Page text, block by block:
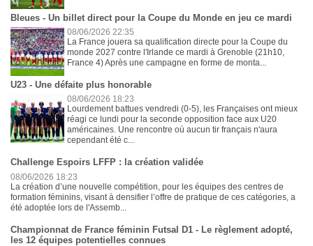
Bleues - Un billet direct pour la Coupe du Monde en jeu ce mardi
08/06/2026 22:35
La France jouera sa qualification directe pour la Coupe du
monde 2027 contre l'Irlande ce mardi à Grenoble (21h10,
France 4) Après une campagne en forme de monta...
U23 - Une défaite plus honorable
08/06/2026 18:23
Lourdement battues vendredi (0-5), les Françaises ont mieux
réagi ce lundi pour la seconde opposition face aux U20
américaines. Une rencontre où aucun tir français n'aura
cependant été c...
Challenge Espoirs LFFP : la création validée
08/06/2026 18:23
La création d’une nouvelle compétition, pour les équipes des centres de
formation féminins, visant à densifier l’offre de pratique de ces catégories, a
été adoptée lors de l'Assemb...
Championnat de France féminin Futsal D1 - Le règlement adopté,
les 12 équipes potentielles connues